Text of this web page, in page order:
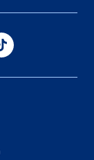
Tiktok